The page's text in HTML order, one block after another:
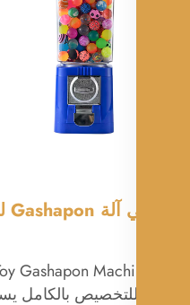
بالكامل يستخدم